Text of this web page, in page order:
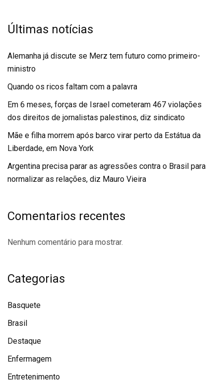
Últimas notícias
Alemanha já discute se Merz tem futuro como primeiro-
ministro
Quando os ricos faltam com a palavra
Em 6 meses, forças de Israel cometeram 467 violações
dos direitos de jornalistas palestinos, diz sindicato
Mãe e filha morrem após barco virar perto da Estátua da
Liberdade, em Nova York
Argentina precisa parar as agressões contra o Brasil para
normalizar as relações, diz Mauro Vieira
Comentarios recentes
Nenhum comentário para mostrar.
Categorias
Basquete
Brasil
Destaque
Enfermagem
Entretenimento